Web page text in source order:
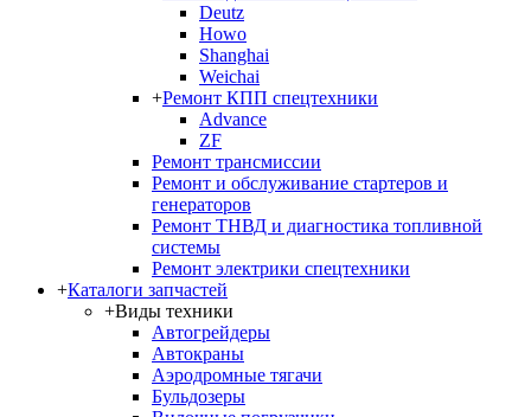
Deutz
Howo
Shanghai
Weichai
+Ремонт КПП спецтехники
Advance
ZF
Ремонт трансмиссии
Ремонт и обслуживание стартеров и
генераторов
Ремонт ТНВД и диагностика топливной
системы
Ремонт электрики спецтехники
+Каталоги запчастей
+Виды техники
Автогрейдеры
Автокраны
Аэродромные тягачи
Бульдозеры